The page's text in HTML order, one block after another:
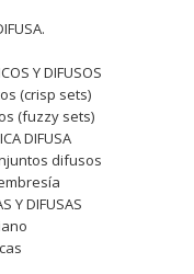
Y DIFUSOS
(crisp sets)
(fuzzy sets)
DIFUSA
difusos
Y DIFUSAS